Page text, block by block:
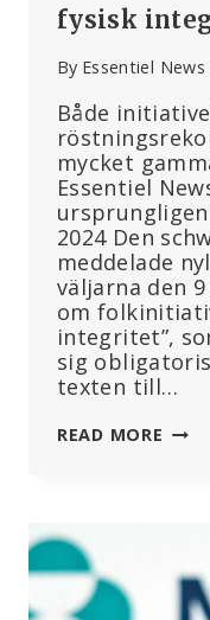
fysisk
By Essentiel News
Både
mycket
Essentiel
2024 Den
meddelade
väljarna den
om
integritet”,
sig
texten till…
READ MORE
DEN